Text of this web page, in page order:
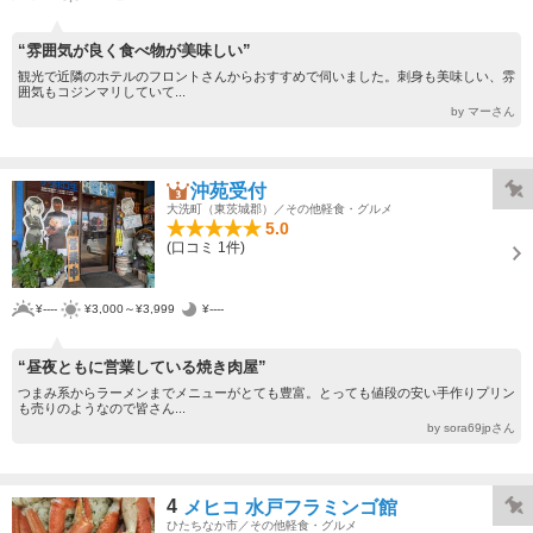
“雰囲気が良く食べ物が美味しい”
観光で近隣のホテルのフロントさんからおすすめで伺いました。刺身も美味しい、雰
囲気もコジンマリしていて...
by マーさん
沖苑受付
大洗町（東茨城郡）／その他軽食・グルメ
5.0
(口コミ 1件)
¥---- ¥3,000～¥3,999 ¥----
“昼夜ともに営業している焼き肉屋”
つまみ系からラーメンまでメニューがとても豊富。とっても値段の安い手作りプリン
も売りのようなので皆さん...
by sora69jpさん
4 メヒコ 水戸フラミンゴ館
ひたちなか市／その他軽食・グルメ